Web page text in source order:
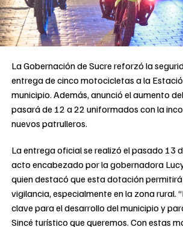
La Gobernación de Sucre reforzó la
entrega de cinco motocicletas a la
municipio. Además, anunció el aumento
pasará de 12 a 22 uniformados con la
nuevos patrulleros.
La entrega oficial se realizó el pasado 13
acto encabezado por la gobernadora
quien destacó que esta dotación
vigilancia, especialmente en la zona rural.
clave para el desarrollo del municipio y
Sincé turístico que queremos. Con estas